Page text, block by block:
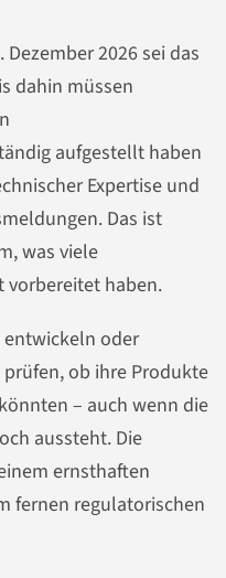
2026 sei das
dahin müssen
aufgestellt haben
Expertise und
Das ist
was viele
vorbereitet haben.
entwickeln oder
ob ihre Produkte
– auch wenn die
aussteht. Die
ernsthaften
fernen regulatorischen